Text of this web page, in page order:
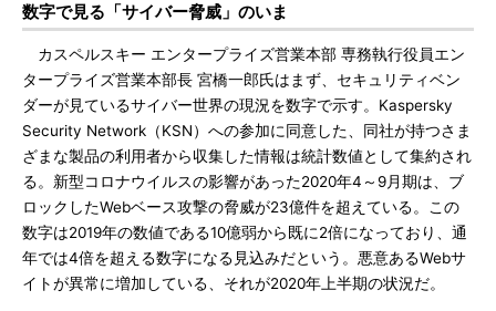
数字で見る「サイバー脅威」のいま
カスペルスキー エンタープライズ営業本部 専務執行役員エン
タープライズ営業本部長 宮橋一郎氏はまず、セキュリティベン
ダーが見ているサイバー世界の現況を数字で示す。Kaspersky
Security Network（KSN）への参加に同意した、同社が持つさま
ざまな製品の利用者から収集した情報は統計数値として集約され
る。新型コロナウイルスの影響があった2020年4～9月期は、ブ
ロックしたWebベース攻撃の脅威が23億件を超えている。この
数字は2019年の数値である10億弱から既に2倍になっており、通
年では4倍を超える数字になる見込みだという。悪意あるWebサ
イトが異常に増加している、それが2020年上半期の状況だ。